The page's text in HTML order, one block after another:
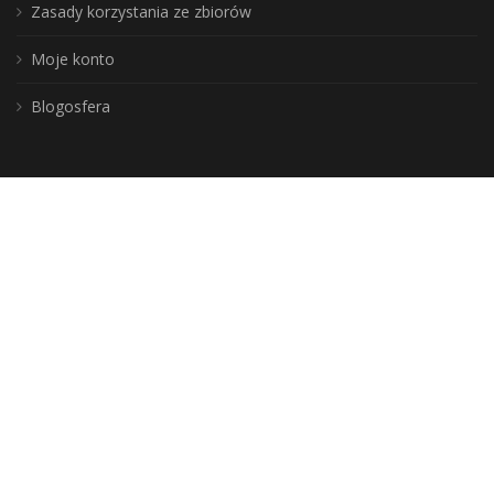
Zasady korzystania ze zbiorów
Moje konto
Blogosfera